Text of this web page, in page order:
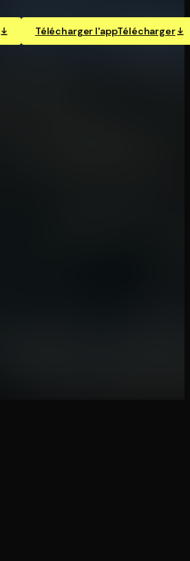
Télécharger l'appTélécharger